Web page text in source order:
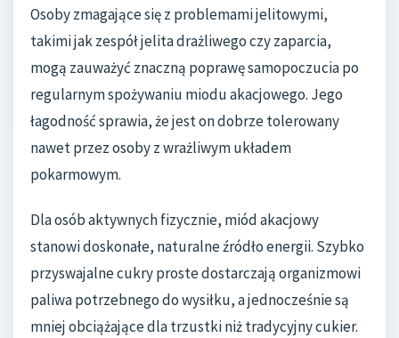
Osoby zmagające się z problemami jelitowymi,
takimi jak zespół jelita drażliwego czy zaparcia,
mogą zauważyć znaczną poprawę samopoczucia po
regularnym spożywaniu miodu akacjowego. Jego
łagodność sprawia, że jest on dobrze tolerowany
nawet przez osoby z wrażliwym układem
pokarmowym.
Dla osób aktywnych fizycznie, miód akacjowy
stanowi doskonałe, naturalne źródło energii. Szybko
przyswajalne cukry proste dostarczają organizmowi
paliwa potrzebnego do wysiłku, a jednocześnie są
mniej obciążające dla trzustki niż tradycyjny cukier.